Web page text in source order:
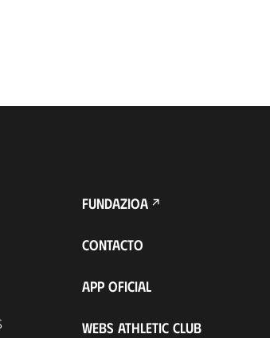
FUNDAZIOA
CONTACTO
APP OFICIAL
WEBS ATHLETIC CLUB